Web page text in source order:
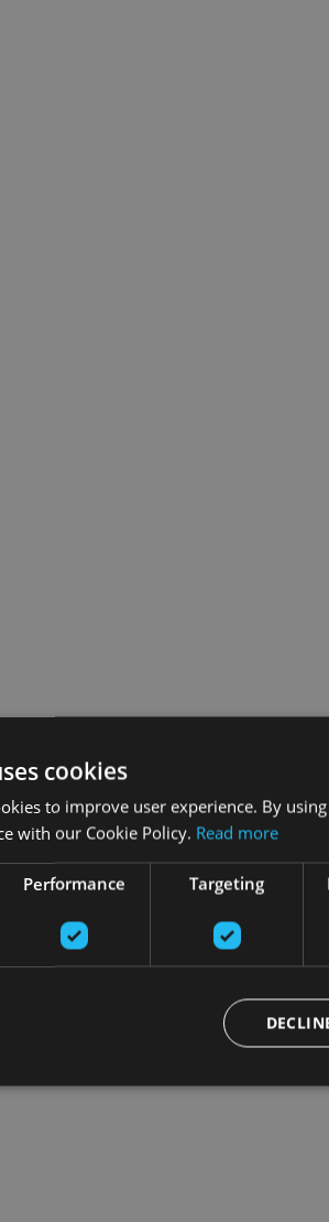
cookies
to improve user experience. By
with our Cookie Policy. Read more
Performance Targeting